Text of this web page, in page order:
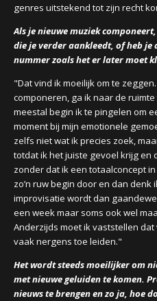
genres uitstekend tot zijn recht
Als je nieuwe muziek
die je verder aankleedt, of heb je
nummer zoals het er later moet
"Dat vind ik moeilijk om te
componeren, ga ik naar de
meestal begin ik te pingelen om
moment bij mijn emotionele
zelfs niet wat ik precies zoek,
totdat ik het juiste gevoel krijg en
zonder dat ik een totaalconcept
zo’n ruw begin door en dan denk
improvisatie wordt dan
een week maar soms ook wel
Anderzijds moet ik vaststellen
vaak nergens toe leiden."
Het wordt steeds moeilijker om
met nieuwe geluiden te komen.
nieuws te brengen en zo ja, hoe